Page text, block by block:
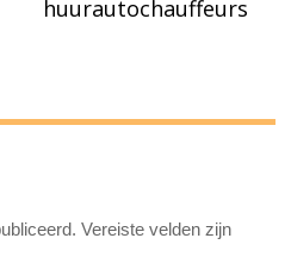
huurautochauffeurs
Vereiste velden zijn